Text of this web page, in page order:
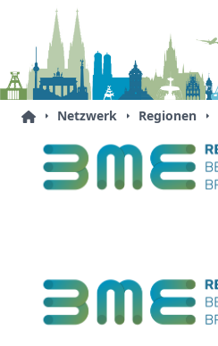
Netzwerk Regionen